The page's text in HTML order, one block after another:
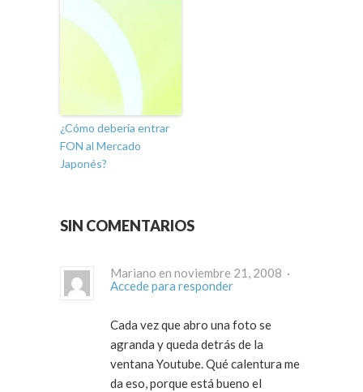
¿Cómo debería entrar
FON al Mercado
Japonés?
SIN COMENTARIOS
Mariano en noviembre 21, 2008 ·
Accede para responder
Cada vez que abro una foto se
agranda y queda detrás de la
ventana Youtube. Qué calentura me
da eso, porque está bueno el